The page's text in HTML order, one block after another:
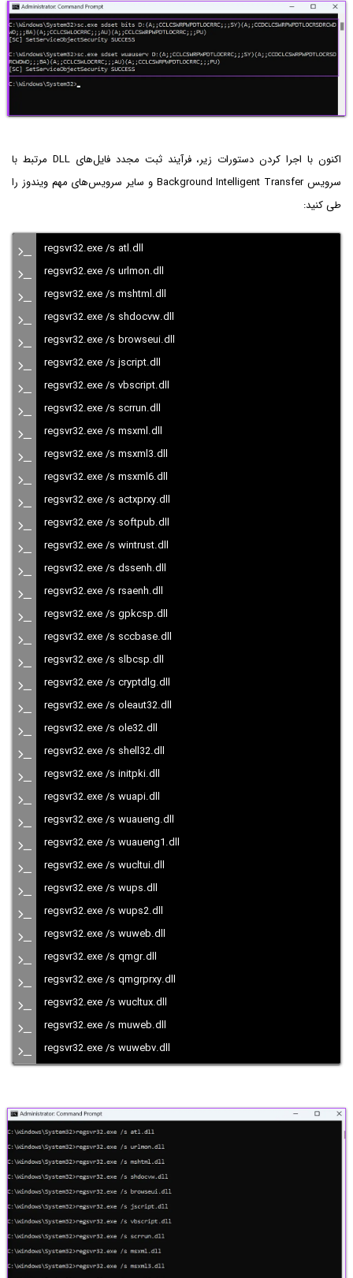
اکنون با اجرا کردن دستورات زیر، فرآیند ثبت مجدد فایل‌های DLL مرتبط با
سرویس Background Intelligent Transfer و سایر سرویس‌های مهم ویندوز را
طی کنید:
regsvr32.exe /s atl.dll
regsvr32.exe /s urlmon.dll
regsvr32.exe /s mshtml.dll
regsvr32.exe /s shdocvw.dll
regsvr32.exe /s browseui.dll
regsvr32.exe /s jscript.dll
regsvr32.exe /s vbscript.dll
regsvr32.exe /s scrrun.dll
regsvr32.exe /s msxml.dll
regsvr32.exe /s msxml3.dll
regsvr32.exe /s msxml6.dll
regsvr32.exe /s actxprxy.dll
regsvr32.exe /s softpub.dll
regsvr32.exe /s wintrust.dll
regsvr32.exe /s dssenh.dll
regsvr32.exe /s rsaenh.dll
regsvr32.exe /s gpkcsp.dll
regsvr32.exe /s sccbase.dll
regsvr32.exe /s slbcsp.dll
regsvr32.exe /s cryptdlg.dll
regsvr32.exe /s oleaut32.dll
regsvr32.exe /s ole32.dll
regsvr32.exe /s shell32.dll
regsvr32.exe /s initpki.dll
regsvr32.exe /s wuapi.dll
regsvr32.exe /s wuaueng.dll
regsvr32.exe /s wuaueng1.dll
regsvr32.exe /s wucltui.dll
regsvr32.exe /s wups.dll
regsvr32.exe /s wups2.dll
regsvr32.exe /s wuweb.dll
regsvr32.exe /s qmgr.dll
regsvr32.exe /s qmgrprxy.dll
regsvr32.exe /s wucltux.dll
regsvr32.exe /s muweb.dll
regsvr32.exe /s wuwebv.dll